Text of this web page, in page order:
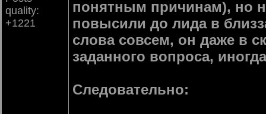
quality:
+1221
понятным причинам), но
повысили до лида в
слова совсем, он даже в
заданного вопроса,
Следовательно: